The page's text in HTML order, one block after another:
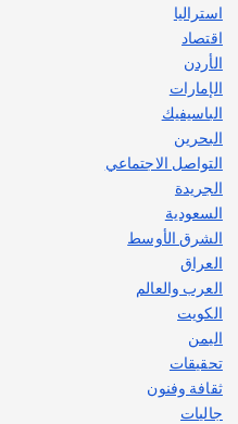
استراليا
اقتصاد
الأردن
الإمارات
الباسيفيك
البحرين
التواصل الاجتماعي
الجريدة
السعودية
الشرق الأوسط
العراق
العرب والعالم
الكويت
اليمن
تحقيقات
ثقافة وفنون
جاليات